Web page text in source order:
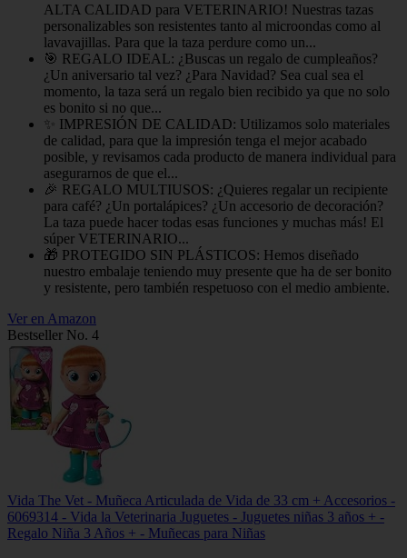
ALTA CALIDAD para VETERINARIO! Nuestras tazas
personalizables son resistentes tanto al microondas como al
lavavajillas. Para que la taza perdure como un...
🎯 REGALO IDEAL: ¿Buscas un regalo de cumpleaños?
¿Un aniversario tal vez? ¿Para Navidad? Sea cual sea el
momento, la taza será un regalo bien recibido ya que no solo
es bonito si no que...
✨ IMPRESIÓN DE CALIDAD: Utilizamos solo materiales
de calidad, para que la impresión tenga el mejor acabado
posible, y revisamos cada producto de manera individual para
asegurarnos de que el...
🎉 REGALO MULTIUSOS: ¿Quieres regalar un recipiente
para café? ¿Un portalápices? ¿Un accesorio de decoración?
La taza puede hacer todas esas funciones y muchas más! El
súper VETERINARIO...
🎁 PROTEGIDO SIN PLÁSTICOS: Hemos diseñado
nuestro embalaje teniendo muy presente que ha de ser bonito
y resistente, pero también respetuoso con el medio ambiente.
Ver en Amazon
Bestseller No. 4
Vida The Vet - Muñeca Articulada de Vida de 33 cm + Accesorios -
6069314 - Vida la Veterinaria Juguetes - Juguetes niñas 3 años + -
Regalo Niña 3 Años + - Muñecas para Niñas